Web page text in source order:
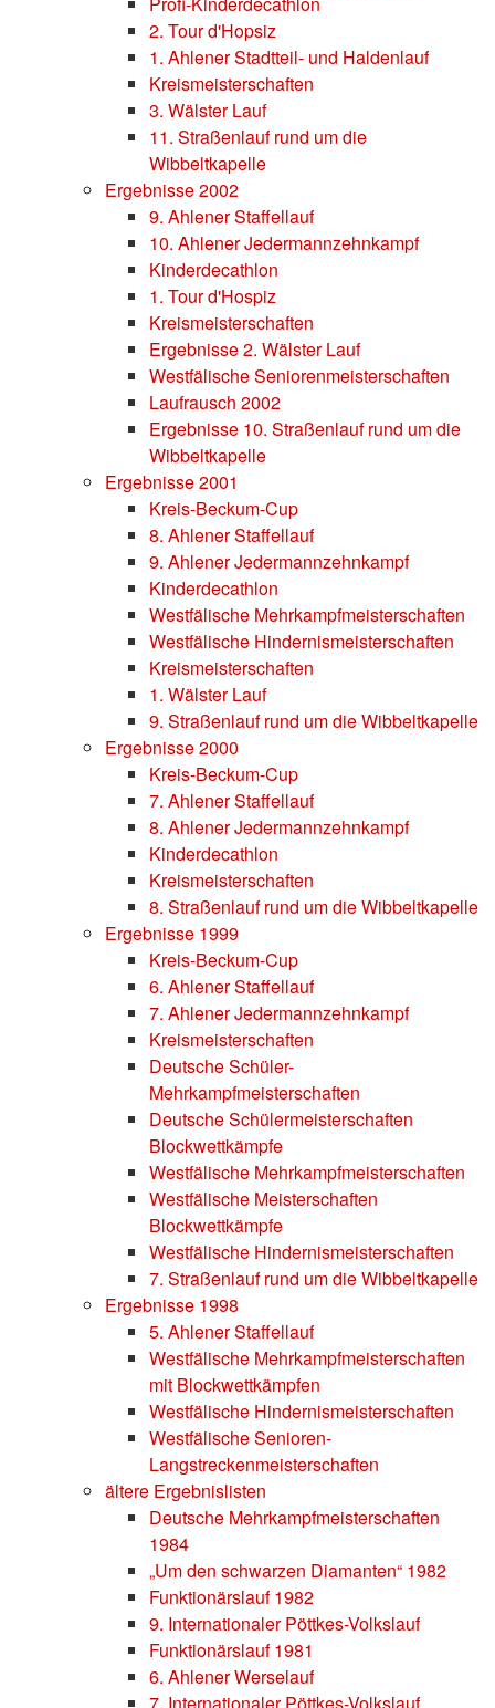
2. Tour d'Hopsiz
1. Ahlener Stadtteil- und Haldenlauf
Kreismeisterschaften
3. Wälster Lauf
11. Straßenlauf rund um die
Wibbeltkapelle
Ergebnisse 2002
9. Ahlener Staffellauf
10. Ahlener Jedermannzehnkampf
Kinderdecathlon
1. Tour d'Hospiz
Kreismeisterschaften
Ergebnisse 2. Wälster Lauf
Westfälische Seniorenmeisterschaften
Laufrausch 2002
Ergebnisse 10. Straßenlauf rund um die
Wibbeltkapelle
Ergebnisse 2001
Kreis-Beckum-Cup
8. Ahlener Staffellauf
9. Ahlener Jedermannzehnkampf
Kinderdecathlon
Westfälische Mehrkampfmeisterschaften
Westfälische Hindernismeisterschaften
Kreismeisterschaften
1. Wälster Lauf
9. Straßenlauf rund um die Wibbeltkapelle
Ergebnisse 2000
Kreis-Beckum-Cup
7. Ahlener Staffellauf
8. Ahlener Jedermannzehnkampf
Kinderdecathlon
Kreismeisterschaften
8. Straßenlauf rund um die Wibbeltkapelle
Ergebnisse 1999
Kreis-Beckum-Cup
6. Ahlener Staffellauf
7. Ahlener Jedermannzehnkampf
Kreismeisterschaften
Deutsche Schüler-
Mehrkampfmeisterschaften
Deutsche Schülermeisterschaften
Blockwettkämpfe
Westfälische Mehrkampfmeisterschaften
Westfälische Meisterschaften
Blockwettkämpfe
Westfälische Hindernismeisterschaften
7. Straßenlauf rund um die Wibbeltkapelle
Ergebnisse 1998
5. Ahlener Staffellauf
Westfälische Mehrkampfmeisterschaften
mit Blockwettkämpfen
Westfälische Hindernismeisterschaften
Westfälische Senioren-
Langstreckenmeisterschaften
ältere Ergebnislisten
Deutsche Mehrkampfmeisterschaften
1984
„Um den schwarzen Diamanten“ 1982
Funktionärslauf 1982
9. Internationaler Pöttkes-Volkslauf
Funktionärslauf 1981
6. Ahlener Werselauf